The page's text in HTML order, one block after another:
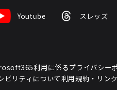
Youtube スレッズ
利用に係るプライバシー
ビリティについて 利用規約・リン